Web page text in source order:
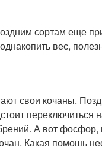
сортам еще
вес,
свои кочаны.
переключиться
А вот фосфор,
Какая помощь